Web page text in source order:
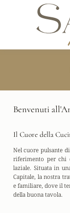
Benvenuti
Il Cuore della
Nel cuore pulsante
riferimento per chi
laziale. Situata in
Capitale, la nostra
e familiare, dove il
della buona tavola.